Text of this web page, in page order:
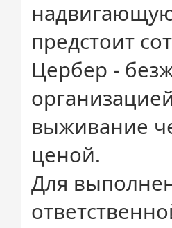
предстоит
Цербер -
выживание
ценой.
Для